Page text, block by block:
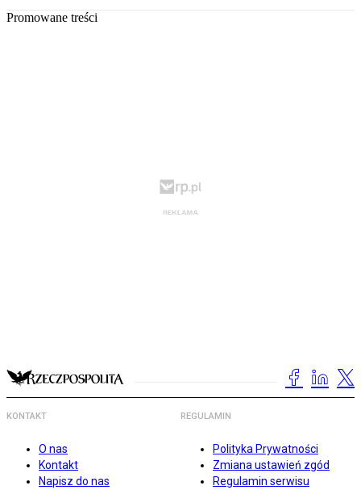
Promowane treści
KONTAKT
O nas
Kontakt
Napisz do nas
REGULAMIN
Polityka Prywatności
Zmiana ustawień zgód
Regulamin serwisu